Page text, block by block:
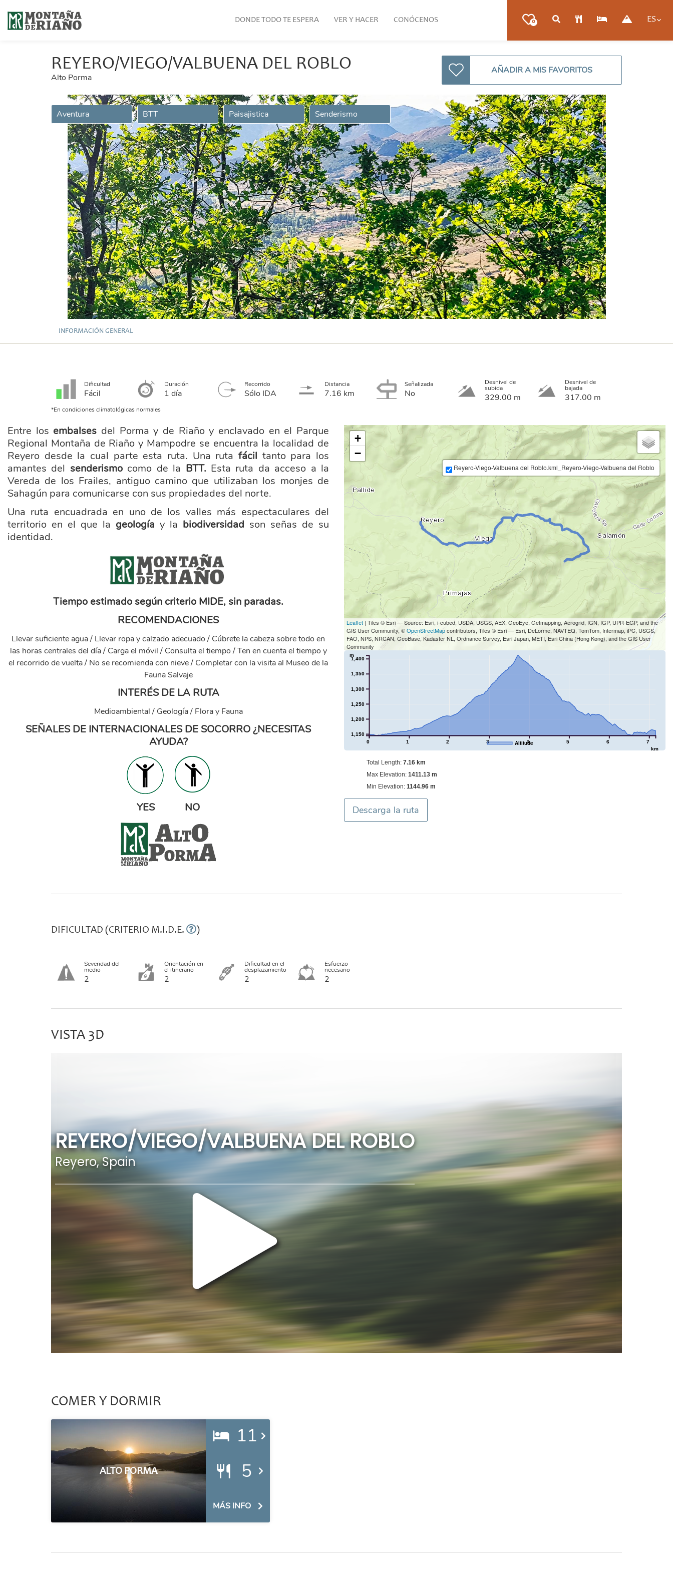
0 ES
DONDE TODO TE ESPERA VER Y HACER CONÓCENOS
REYERO/VIEGO/VALBUENA DEL ROBLO
Alto Porma
AÑADIR A MIS FAVORITOS
Aventura BTT Paisajistica Senderismo
INFORMACIÓN GENERAL
Dificultad
Fácil
Duración
1 día
Recorrido
Sólo IDA
Distancia
7.16 km
Señalizada
No
Desnivel de
subida
329.00 m
Desnivel de
bajada
317.00 m
*En condiciones climatológicas normales
Entre los embalses del Porma y de Riaño y enclavado en el Parque
Regional Montaña de Riaño y Mampodre se encuentra la localidad de
Reyero desde la cual parte esta ruta. Una ruta fácil tanto para los
amantes del senderismocomo de la BTT. Esta ruta da acceso a la
Vereda de los Frailes, antiguo camino que utilizaban los monjes de
Sahagún para comunicarse con sus propiedades del norte.
Una ruta encuadrada en uno de los valles más espectaculares del
territorio en el que la geología y la biodiversidad son señas de su
identidad.
Tiempo estimado según criterio MIDE, sin paradas.
RECOMENDACIONES
Llevar suficiente agua / Llevar ropa y calzado adecuado / Cúbrete la cabeza sobre todo en
las horas centrales del día / Carga el móvil / Consulta el tiempo / Ten en cuenta el tiempo y
el recorrido de vuelta / No se recomienda con nieve / Completar con la visita al Museo de la
Fauna Salvaje
INTERÉS DE LA RUTA
Medioambiental / Geología / Flora y Fauna
SEÑALES DE INTERNACIONALES DE SOCORRO ¿NECESITAS
AYUDA?
YES NO
+
−
Reyero-Viego-Valbuena del Roblo.kml_Reyero-Viego-Valbuena del Roblo
Leaflet | Tiles © Esri — Source: Esri, i-cubed, USDA, USGS, AEX, GeoEye, Getmapping, Aerogrid, IGN, IGP, UPR-EGP, and the
GIS User Community, ©OpenStreetMapcontributors, Tiles © Esri — Esri, DeLorme, NAVTEQ, TomTom, Intermap, iPC, USGS,
FAO, NPS, NRCAN, GeoBase, Kadaster NL, Ordnance Survey, Esri Japan, METI, Esri China (Hong Kong), and the GIS User
Community
0 1 2 3 4 5 6 7
km
1,150
1,200
1,250
1,300
1,350
1,400
m
Altitude
Total Length: 7.16 km
Max Elevation: 1411.13 m
Min Elevation: 1144.96 m
Descarga la ruta
DIFICULTAD (CRITERIO M.I.D.E. )
Severidad del
medio
2
Orientación en
el itinerario
2
Dificultad en el
desplazamiento
2
Esfuerzo
necesario
2
VISTA 3D
COMER Y DORMIR
ALTO PORMA
11
5
MÁS INFO